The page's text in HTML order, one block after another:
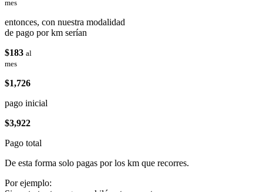
mes
entonces, con nuestra modalidad
de pago por km serían
$183 al
mes
$1,726
pago inicial
$3,922
Pago total
De esta forma solo pagas por los km que recorres.
Por ejemplo: